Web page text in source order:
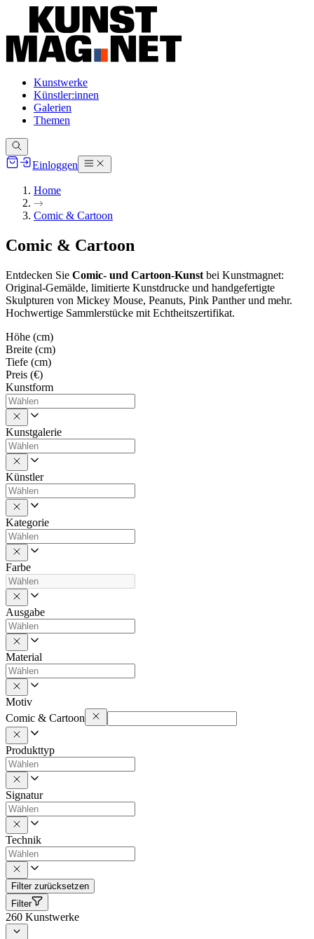
Kunstwerke
Künstler:innen
Galerien
Themen
Einloggen
Home
Comic & Cartoon
Comic & Cartoon
Entdecken Sie Comic- und Cartoon-Kunst bei Kunstmagnet:
Original-Gemälde, limitierte Kunstdrucke und handgefertigte
Skulpturen von Mickey Mouse, Peanuts, Pink Panther und mehr.
Hochwertige Sammlerstücke mit Echtheitszertifikat.
Höhe (cm)
Breite (cm)
Tiefe (cm)
Preis (€)
Kunstform
Kunstgalerie
Künstler
Kategorie
Farbe
Ausgabe
Material
Motiv
Comic & Cartoon
Produkttyp
Signatur
Technik
Filter zurücksetzen
Filter
260 Kunstwerke